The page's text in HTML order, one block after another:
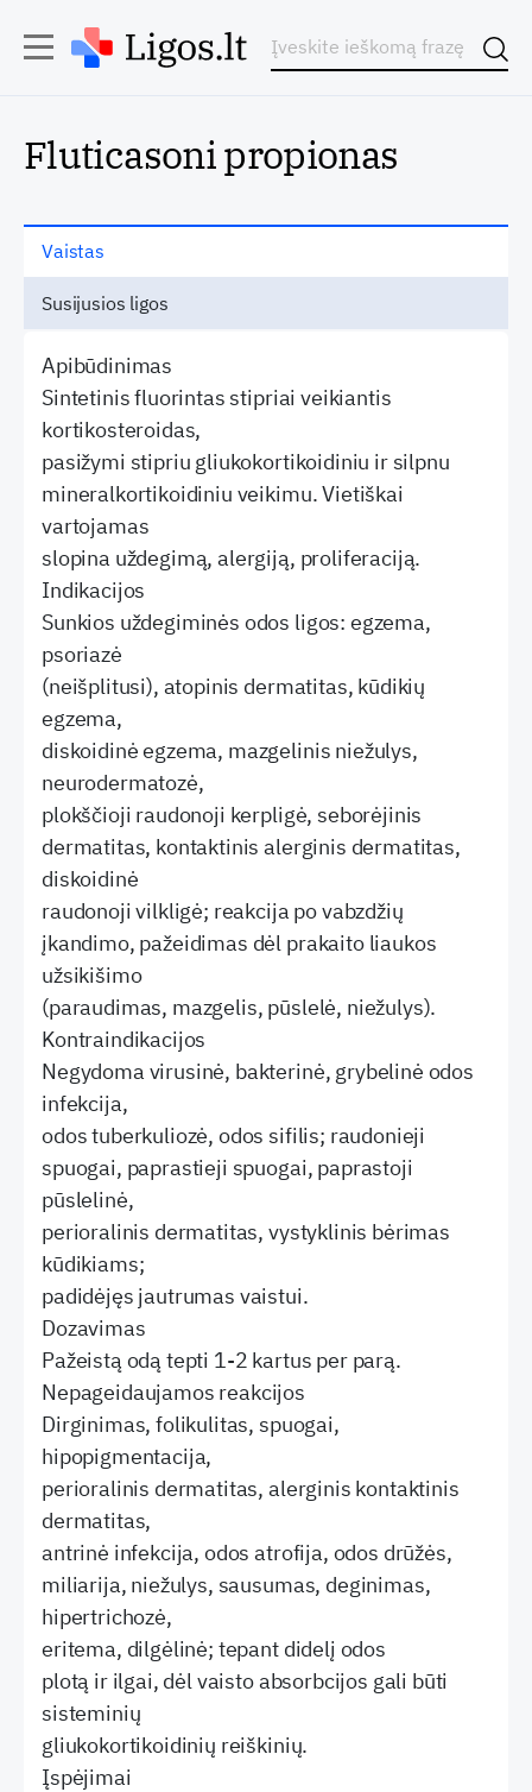
Fluticasoni propionas
Vaistas
Susijusios ligos
Apibūdinimas
Sintetinis fluorintas stipriai veikiantis
kortikosteroidas,
pasižymi stipriu gliukokortikoidiniu ir silpnu
mineralkortikoidiniu veikimu. Vietiškai
vartojamas
slopina uždegimą, alergiją, proliferaciją.
Indikacijos
Sunkios uždegiminės odos ligos: egzema,
psoriazė
(neišplitusi), atopinis dermatitas, kūdikių
egzema,
diskoidinė egzema, mazgelinis niežulys,
neurodermatozė,
plokščioji raudonoji kerpligė, seborėjinis
dermatitas, kontaktinis alerginis dermatitas,
diskoidinė
raudonoji vilkligė; reakcija po vabzdžių
įkandimo, pažeidimas dėl prakaito liaukos
užsikišimo
(paraudimas, mazgelis, pūslelė, niežulys).
Kontraindikacijos
Negydoma virusinė, bakterinė, grybelinė odos
infekcija,
odos tuberkuliozė, odos sifilis; raudonieji
spuogai, paprastieji spuogai, paprastoji
pūslelinė,
perioralinis dermatitas, vystyklinis bėrimas
kūdikiams;
padidėjęs jautrumas vaistui.
Dozavimas
Pažeistą odą tepti 1-2 kartus per parą.
Nepageidaujamos reakcijos
Dirginimas, folikulitas, spuogai,
hipopigmentacija,
perioralinis dermatitas, alerginis kontaktinis
dermatitas,
antrinė infekcija, odos atrofija, odos drūžės,
miliarija, niežulys, sausumas, deginimas,
hipertrichozė,
eritema, dilgėlinė; tepant didelį odos
plotą ir ilgai, dėl vaisto absorbcijos gali būti
sisteminių
gliukokortikoidinių reiškinių.
Įspėjimai